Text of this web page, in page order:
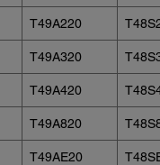
T49A220
T49A320
T49A420
T49A820
T49AE20